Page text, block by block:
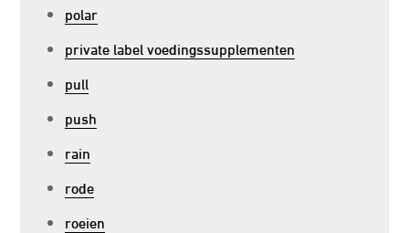
polar
private label voedingssupplementen
pull
push
rain
rode
roeien